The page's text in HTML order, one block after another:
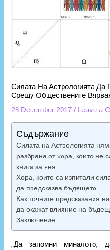
Силата На Астрологията Да
Срещу Обществените
28 December 2017/ Leave a
Съдържание
Силата на Астрологията
разбрана от хора, които не
книга за нея
Хора, които са изпитали
да предсказва бъдещето
Как точните предсказания
да окажат влияние на
Заключение
„Да запомни миналото,